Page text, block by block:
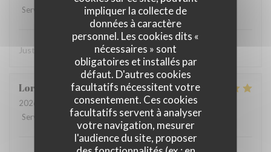
impliquer la collecte de
données à caractère
personnel. Les cookies dits «
nécessaires » sont
obligatoires et installés par
défaut. D'autres cookies
facultatifs nécessitent votre
consentement. Ces cookies
facultatifs servent à analyser
votre navigation, mesurer
l'audience du site, proposer
Service
Ambiance:5/5 Cuisine: 5/5 Qualité / Prix
Juste parfait ! Service & plat délicieux
Lorena
2026-07-07
- 19:30 - Couverts 4
Service
Ambiance: 5/5 Cuisine: 5/5 Qualité / Prix